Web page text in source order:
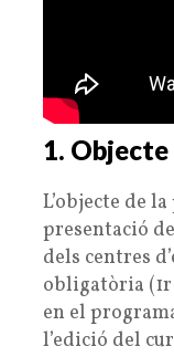
1. Objecte
L’objecte de
presentació
dels centres
obligatòria (1r
en el
l’edició del